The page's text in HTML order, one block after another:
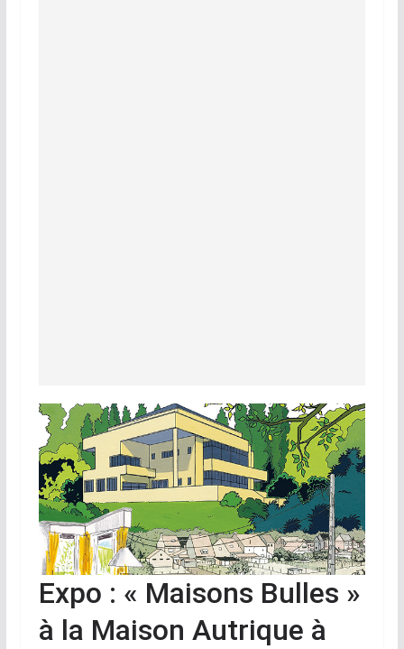
Expo : « Maisons Bulles »
à la Maison Autrique à